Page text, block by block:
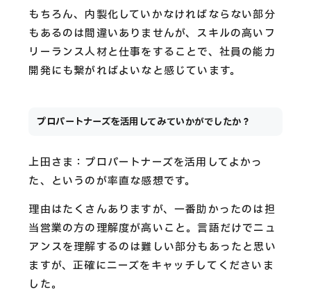
もちろん、内製化していかなければならない部分
もあるのは間違いありませんが、スキルの高いフ
リーランス人材と仕事をすることで、社員の能力
開発にも繋がればよいなと感じています。
プロパートナーズを活用してみていかがでしたか？
上田さま：プロパートナーズを活用してよかっ
た、というのが率直な感想です。
理由はたくさんありますが、一番助かったのは担
当営業の方の理解度が高いこと。言語だけでニュ
アンスを理解するのは難しい部分もあったと思い
ますが、正確にニーズをキャッチしてくださいま
した。